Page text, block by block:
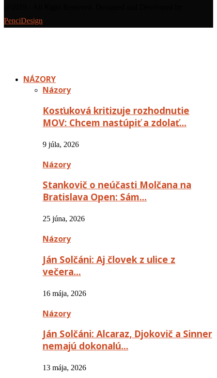
PenciDesign
NÁZORY
Názory
Kosťuková kritizuje rozhodnutie
MOV: Chcem nastúpiť a zdolať…
9 júla, 2026
Názory
Stankovič o neúčasti Molčana na
Bratislava Open: Sám…
25 júna, 2026
Názory
Ján Solčáni: Aj človek z ulice z
večera…
16 mája, 2026
Názory
Ján Solčáni: Alcaraz, Djokovič a Sinner
nemajú dokonalú…
13 mája, 2026